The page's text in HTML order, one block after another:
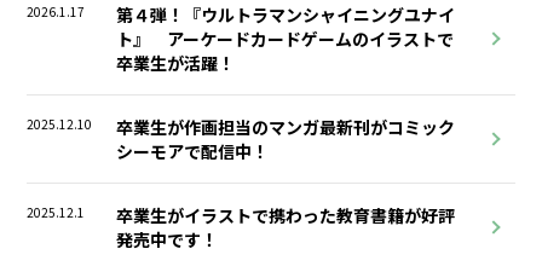
2026.1.17
第４弾！『ウルトラマンシャイニングユナイ
ト』 アーケードカードゲームのイラストで
卒業生が活躍！
2025.12.10
卒業生が作画担当のマンガ最新刊がコミック
シーモアで配信中！
2025.12.1
卒業生がイラストで携わった教育書籍が好評
発売中です！